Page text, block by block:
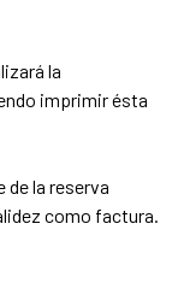
la
imprimir ésta
la reserva
como factura.